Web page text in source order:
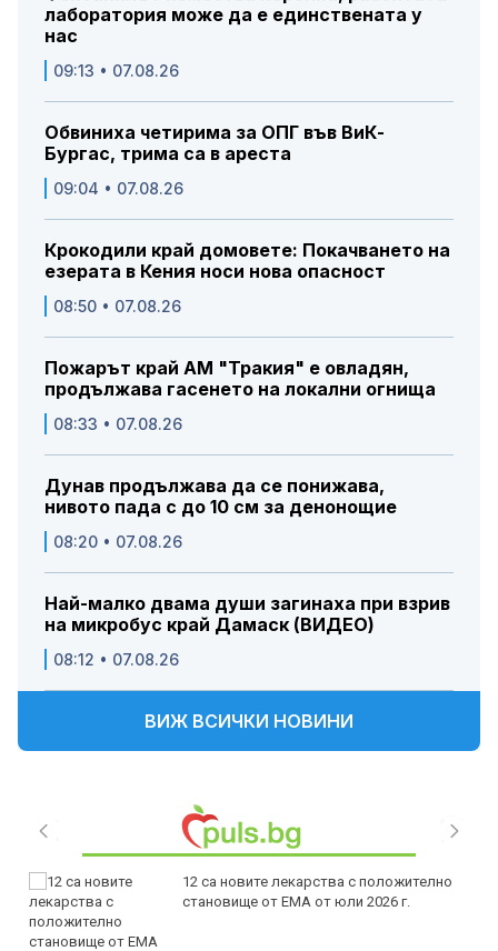
лаборатория може да е единствената у
нас
09:13 • 07.08.26
Обвиниха четирима за ОПГ във ВиК-
Бургас, трима са в ареста
09:04 • 07.08.26
Крокодили край домовете: Покачването на
езерата в Кения носи нова опасност
08:50 • 07.08.26
Пожарът край АМ "Тракия" е овладян,
продължава гасенето на локални огнища
08:33 • 07.08.26
Дунав продължава да се понижава,
нивото пада с до 10 см за денонощие
08:20 • 07.08.26
Най-малко двама души загинаха при взрив
на микробус край Дамаск (ВИДЕО)
08:12 • 07.08.26
ВИЖ ВСИЧКИ НОВИНИ
12 са новите лекарства с положително
становище от ЕМА от юли 2026 г.